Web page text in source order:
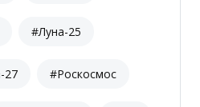
#Луна-25
27 #Роскосмос